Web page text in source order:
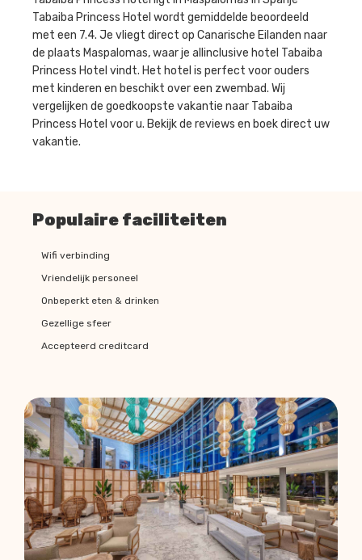
Tabaiba Princess Hotel wordt gemiddelde beoordeeld
met een 7.4. Je vliegt direct op Canarische Eilanden naar
de plaats Maspalomas, waar je allinclusive hotel Tabaiba
Princess Hotel vindt. Het hotel is perfect voor ouders
met kinderen en beschikt over een zwembad. Wij
vergelijken de goedkoopste vakantie naar Tabaiba
Princess Hotel voor u. Bekijk de reviews en boek direct uw
vakantie.
Populaire faciliteiten
Wifi verbinding
Vriendelijk personeel
Onbeperkt eten & drinken
Gezellige sfeer
Accepteerd creditcard